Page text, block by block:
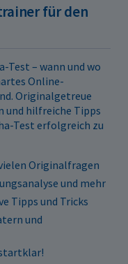
für den
Test – wann und wo
Online-
Originalgetreue
und hilfreiche Tipps
Test erfolgreich zu
Originalfragen
und mehr
Tipps und Tricks
und